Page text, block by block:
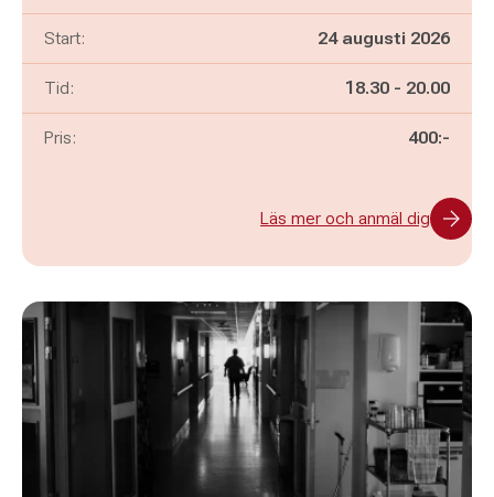
Start: 24 augusti 2026
Tid: Pågår mellan
18.30 - och
20.00
Pris: 400:-
Läs mer och anmäl dig